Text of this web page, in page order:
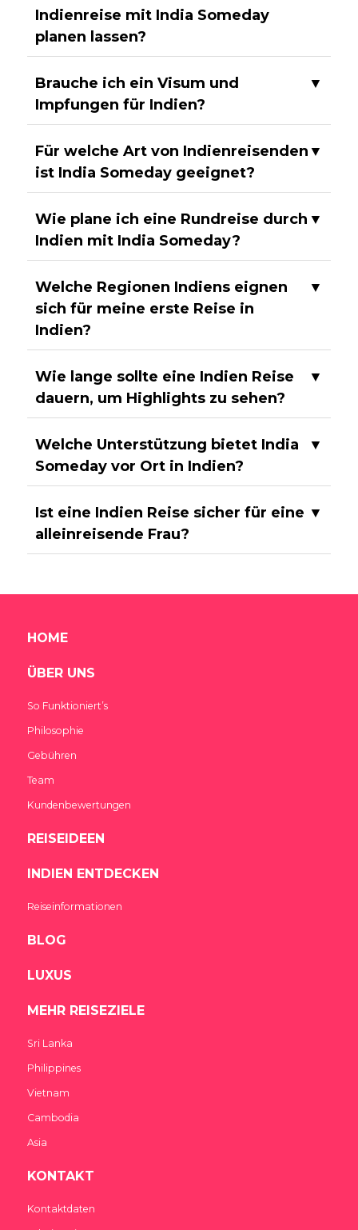
Indienreise mit India Someday
planen lassen?
Brauche ich ein Visum und
Impfungen für Indien?
▼
Für welche Art von Indienreisenden
ist India Someday geeignet?
▼
Wie plane ich eine Rundreise durch
Indien mit India Someday?
▼
Welche Regionen Indiens eignen
sich für meine erste Reise in
Indien?
▼
Wie lange sollte eine Indien Reise
dauern, um Highlights zu sehen?
▼
Welche Unterstützung bietet India
Someday vor Ort in Indien?
▼
Ist eine Indien Reise sicher für eine
alleinreisende Frau?
▼
HOME
ÜBER UNS
So Funktioniert’s
Philosophie
Gebühren
Team
Kundenbewertungen
REISEIDEEN
INDIEN ENTDECKEN
Reiseinformationen
BLOG
LUXUS
MEHR REISEZIELE
Sri Lanka
Philippines
Vietnam
Cambodia
Asia
KONTAKT
Kontaktdaten